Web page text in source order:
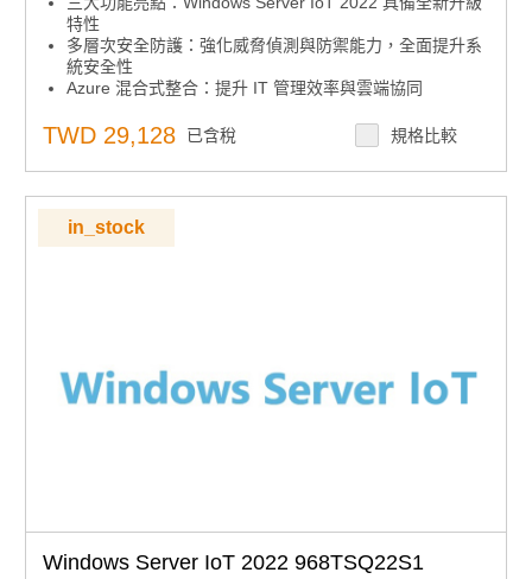
特性
多層次安全防護：強化威脅偵測與防禦能力，全面提升系
統安全性
Azure 混合式整合：提升 IT 管理效率與雲端協同
啟動更快、效能更佳
下單須知：嵌入式授權產品下單後不可取消、退貨或退
款，下單前請確認型號正確
TWD 29,128 已含稅 規格比較
in_stock
Windows Server IoT 2022 968TSQ22S1